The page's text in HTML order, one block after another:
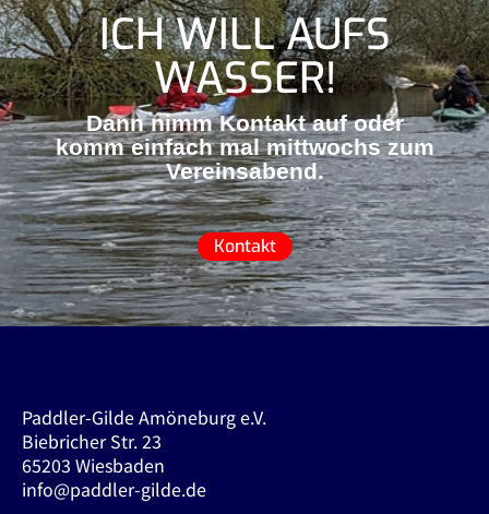
ICH WILL AUFS
WASSER!
Dann nimm Kontakt auf oder
komm einfach mal mittwochs zum
Vereinsabend.
Kontakt
Paddler-Gilde Amöneburg e.V.
Biebricher Str. 23
65203 Wiesbaden
info@paddler-gilde.de